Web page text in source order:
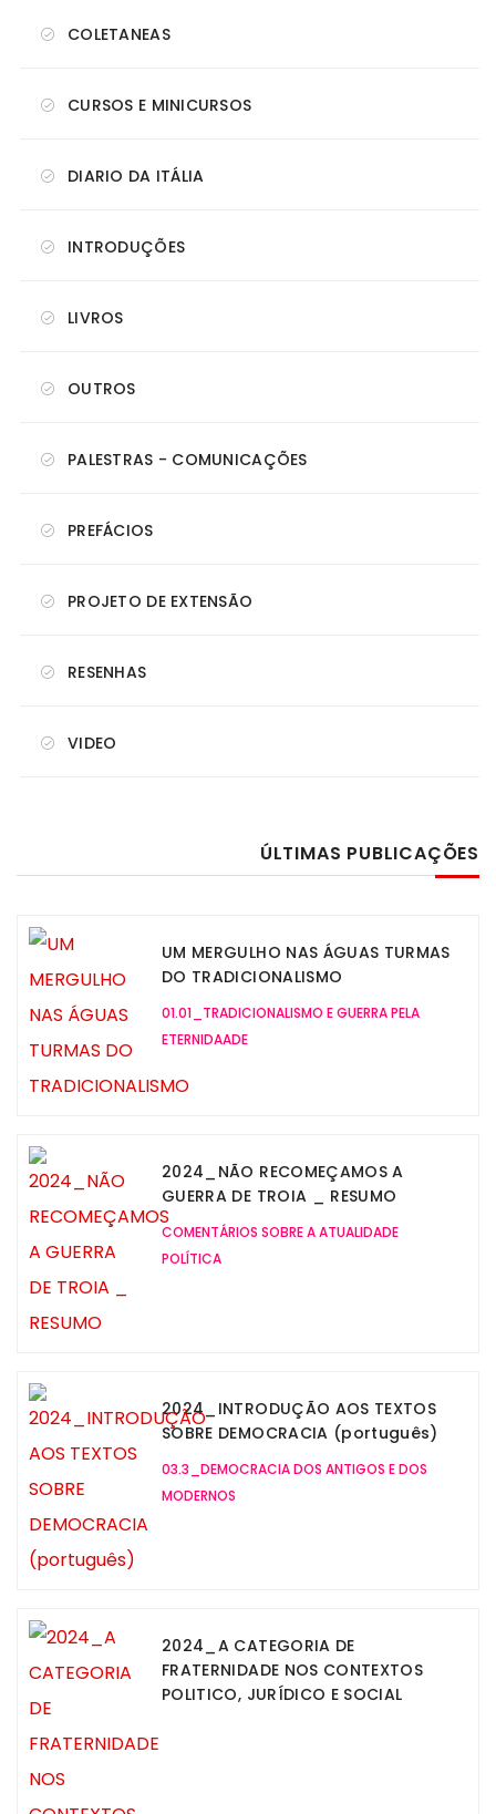
COLETANEAS
CURSOS E MINICURSOS
DIARIO DA ITÁLIA
INTRODUÇÕES
LIVROS
OUTROS
PALESTRAS - COMUNICAÇÕES
PREFÁCIOS
PROJETO DE EXTENSÃO
RESENHAS
VIDEO
ÚLTIMAS PUBLICAÇÕES
UM MERGULHO NAS ÁGUAS TURMAS
DO TRADICIONALISMO
01.01_TRADICIONALISMO E GUERRA PELA
ETERNIDAADE
2024_NÃO RECOMEÇAMOS A
GUERRA DE TROIA _ RESUMO
COMENTÁRIOS SOBRE A ATUALIDADE
POLÍTICA
2024_INTRODUÇÃO AOS TEXTOS
SOBRE DEMOCRACIA (português)
03.3_DEMOCRACIA DOS ANTIGOS E DOS
MODERNOS
2024_A CATEGORIA DE
FRATERNIDADE NOS CONTEXTOS
POLITICO, JURÍDICO E SOCIAL